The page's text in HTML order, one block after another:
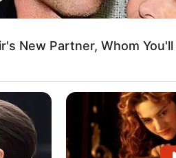
Izo ka
ën.
New Partner, Whom